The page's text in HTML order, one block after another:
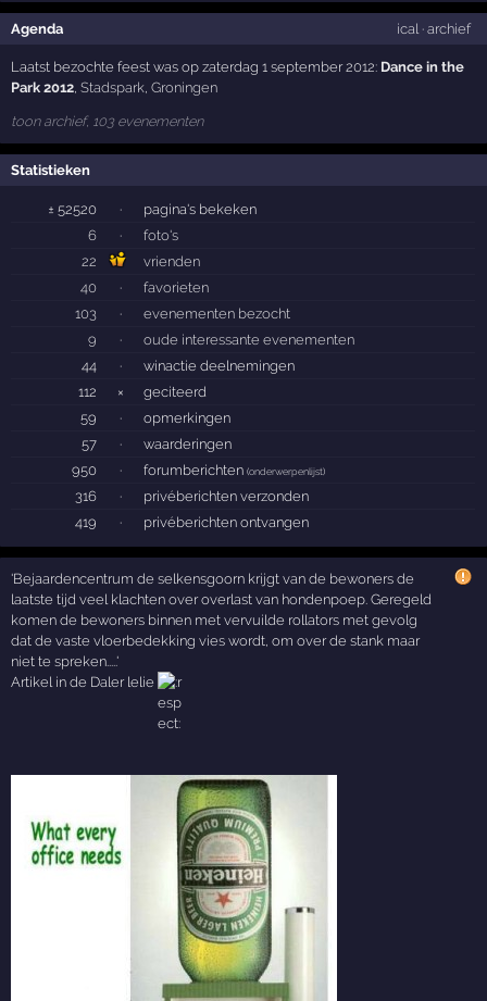
Agenda ical· archief
Laatst bezochte feest was op zaterdag 1 september 2012: Dance in the
Park 2012 ,Stadspark ,Groningen
toon archief, 103 evenementen
Statistieken
± 52520 ·
pagina's bekeken
6
·
foto's
22
vrienden
40
·
favorieten
103
·
evenementen bezocht
9
·
oude interessante evenementen
44
·
winactie deelnemingen
112
×
geciteerd
59
·
opmerkingen
57
·
waarderingen
950
· forumberichten(onderwerpenlijst)
316 ·
privéberichten verzonden
419
· privéberichten ontvangen
'Bejaardencentrum de selkensgoorn krijgt van de bewoners de
laatste tijd veel klachten over overlast van hondenpoep. Geregeld
komen de bewoners binnen met vervuilde rollators met gevolg
dat de vaste vloerbedekking vies wordt, om over de stank maar
niet te spreken.....'
Artikel in de Daler lelie